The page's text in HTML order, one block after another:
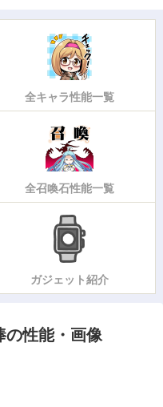
全キャラ性能一覧
全召喚石性能一覧
ガジェット紹介
の性能・画像